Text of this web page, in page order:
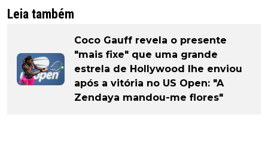
Leia também
Coco Gauff revela o presente
"mais fixe" que uma grande
estrela de Hollywood lhe enviou
após a vitória no US Open: "A
Zendaya mandou-me flores"